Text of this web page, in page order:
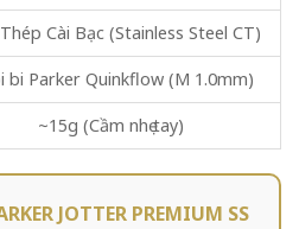
Cài Bạc (Stainless Steel CT)
bi Parker Quinkflow (M 1.0mm)
~15g (Cầm nhẹ tay)
JOTTER PREMIUM SS